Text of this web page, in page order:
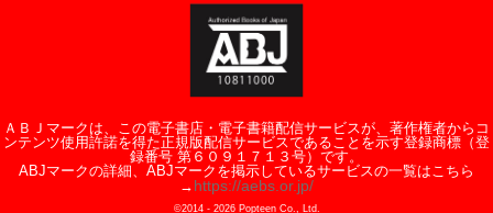
ＡＢＪマークは、この電子書店・電子書籍配信サービスが、著作権者からコ
ンテンツ使用許諾を得た正規版配信サービスであることを示す登録商標（登
録番号 第６０９１７１３号）です。
ABJマークの詳細、ABJマークを掲示しているサービスの一覧はこちら
→ https://aebs.or.jp/
©2014 - 2026Popteen Co., Ltd.